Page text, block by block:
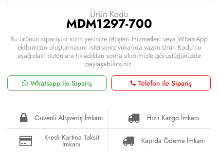
Ürün Kodu
MDM1297-700
Bu ürünün siparişini sizin yerinize Müşteri Hizmetleri veya WhatsApp
ekibimizin oluşturmasını isterseniz yukarıda yazan Ürün Kodu'nu
aşağıdaki butonlara tıkladıktan sonra ekibimizle görüştüğünüzde
paylaşabilirsiniz.
Whatsapp ile Sipariş
Telefon ile Sipariş
Güvenli Alışveriş İmkanı
Hızlı Kargo İmkanı
Kredi Kartına Taksit
İmkanı Kapıda Ödeme İmkanı